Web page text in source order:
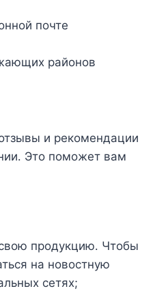
почте
районов
и рекомендации
Это поможет вам
продукцию․ Чтобы
на новостную
сетях;